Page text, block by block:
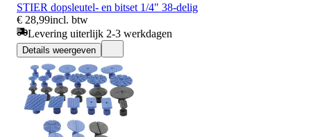
STIER dopsleutel- en bitset 1/4" 38-delig
€ 28,99incl. btw
Levering uiterlijk 2-3 werkdagen
Details weergeven